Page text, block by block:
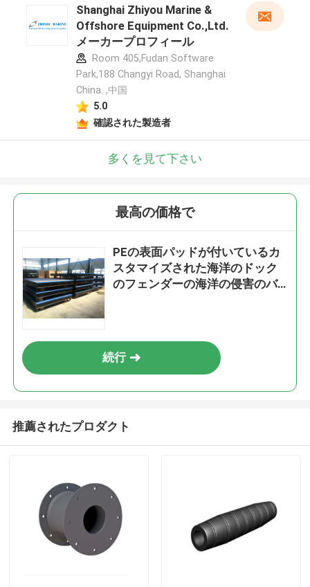
Shanghai Zhiyou Marine &
Offshore Equipment Co.,Ltd.
メーカープロフィール
Room 405,Fudan Software
Park,188 Changyi Road, Shanghai
China. ,中国
5.0
確認された製造者
多くを見て下さい
最高の価格で
PEの表面パッドが付いているカ
スタマイズされた海洋のドック
のフェンダーの海洋の侵害のバ
続行
推薦されたプロダクト